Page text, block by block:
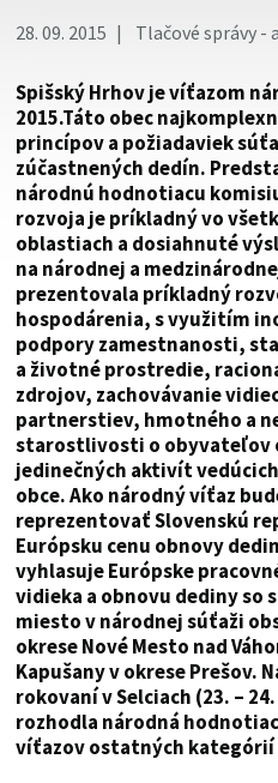
cez zabezpečenú webovú
vždy začína https:// pred
28. 09. 2015 Tlačové správy -
Spišský Hrhov je víťazom
2015.Táto obec
princípov a požiadaviek
zúčastnených dedín.
národnú hodnotiacu
rozvoja je príkladný vo
oblastiach a dosiahnuté
na národnej a
prezentovala príkladný
hospodárenia, s využitím
podpory zamestnanosti,
a životné prostredie,
zdrojov, zachovávanie
partnerstiev, hmotného a
starostlivosti o obyvateľov
jedinečných aktivít
obce. Ako národný víťaz
reprezentovať Slovenskú
Európsku cenu obnovy
vyhlasuje Európske
vidieka a obnovu dediny so
miesto v národnej súťaži
okrese Nové Mesto nad
Kapušany v okrese Prešov.
rokovaní v Selciach (23. –
rozhodla národná
víťazov ostatných kategórií